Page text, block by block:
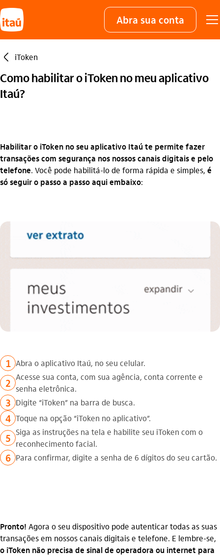
Abra sua conta
seta_esquerda iToken
Como habilitar o iToken no meu aplicativo
Itaú?
Habilitar o iToken no seu aplicativo Itaú te permite fazer
transações com segurança nos nossos canais digitais e pelo
telefone. Você pode habilitá-lo de forma rápida e simples, é
só seguir o passo a passo aqui embaixo:
1 Abra o aplicativo Itaú, no seu celular.
2 Acesse sua conta, com sua agência, conta corrente e
senha eletrônica.
3 Digite “iToken” na barra de busca.
4 Toque na opção “iToken no aplicativo”.
5 Siga as instruções na tela e habilite seu iToken com o
reconhecimento facial.
6 Para confirmar, digite a senha de 6 dígitos do seu cartão.
Pronto! Agora o seu dispositivo pode autenticar todas as suas
transações em nossos canais digitais e telefone. E lembre-se,
o iToken não precisa de sinal de operadora ou internet para